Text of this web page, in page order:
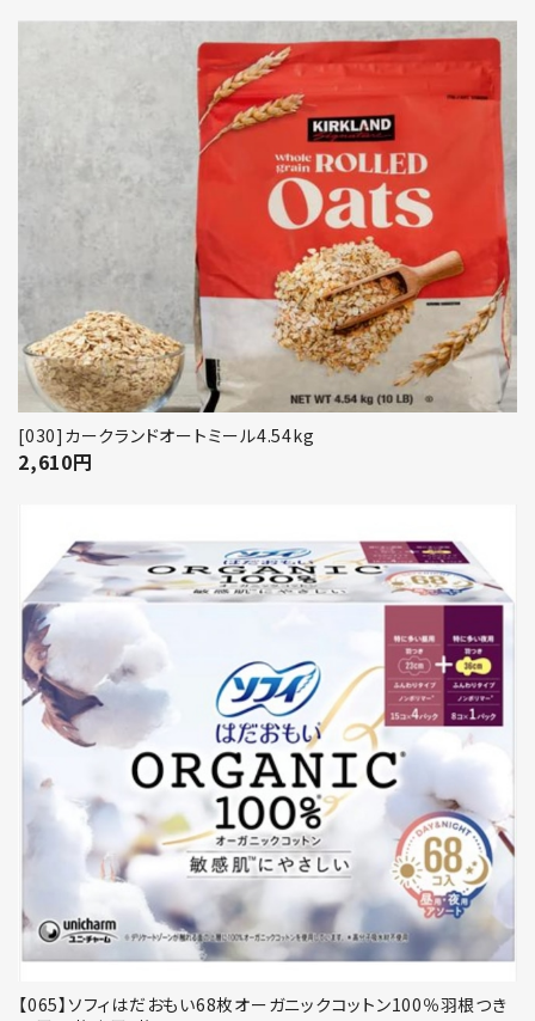
[030]カークランドオートミール4.54kg
2,610円
【065】ソフィはだおもい68枚オーガニックコットン100％羽根つき